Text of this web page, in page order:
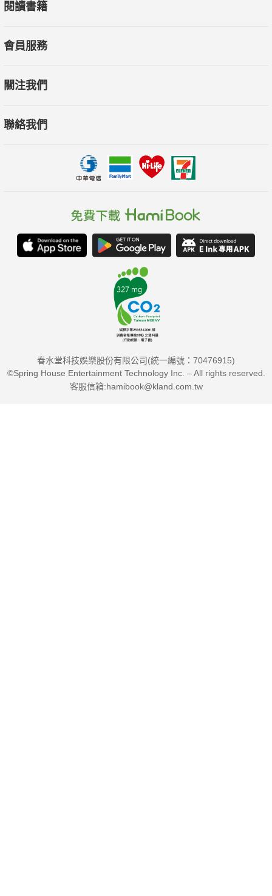
"
閱讀書籍
會員服務
關注我們
聯絡我們
春水堂科技娛樂股份有限公司(統一編號：70476915)
©Spring House Entertainment Technology Inc. – All rights reserved.
客服信箱:hamibook@kland.com.tw